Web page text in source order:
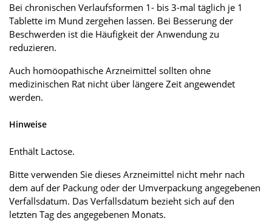
Bei chronischen Verlaufsformen 1- bis 3-mal täglich je 1
Tablette im Mund zergehen lassen. Bei Besserung der
Beschwerden ist die Häufigkeit der Anwendung zu
reduzieren.
Auch homöopathische Arzneimittel sollten ohne
medizinischen Rat nicht über längere Zeit angewendet
werden.
Hinweise
Enthält Lactose.
Bitte verwenden Sie dieses Arzneimittel nicht mehr nach
dem auf der Packung oder der Umverpackung angegebenen
Verfallsdatum. Das Verfallsdatum bezieht sich auf den
letzten Tag des angegebenen Monats.